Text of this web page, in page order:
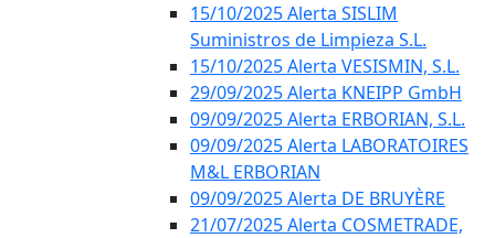
15/10/2025 Alerta SISLIM
Suministros de Limpieza S.L.
15/10/2025 Alerta VESISMIN, S.L.
29/09/2025 Alerta KNEIPP GmbH
09/09/2025 Alerta ERBORIAN, S.L.
09/09/2025 Alerta LABORATOIRES
M&L ERBORIAN
09/09/2025 Alerta DE BRUYÈRE
21/07/2025 Alerta COSMETRADE,